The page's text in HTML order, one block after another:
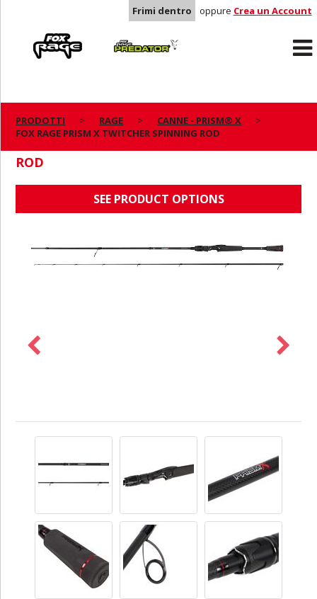
Frimi dentro oppure Crea un Account
Predator
PRODOTTI RAGE
CANNE - PRISM® X
FOX RAGE PRISM X TWITCHER SPINNING ROD
ROD
SEE PRODUCT OPTIONS